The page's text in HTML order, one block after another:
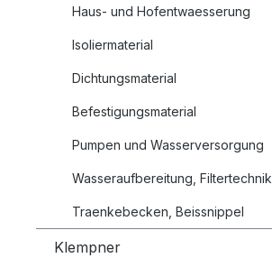
Haus- und Hofentwaesserung
Isoliermaterial
Dichtungsmaterial
Befestigungsmaterial
Pumpen und Wasserversorgung
Wasseraufbereitung, Filtertechnik
Traenkebecken, Beissnippel
Klempner